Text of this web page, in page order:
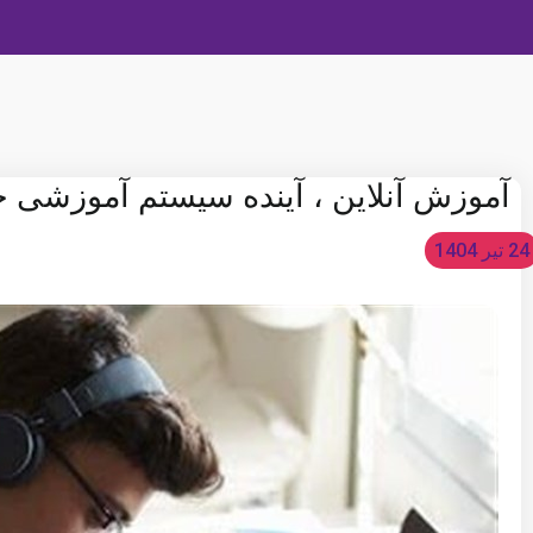
آموزش آنلاین ، آینده سیستم آموزشی
24 تیر 1404